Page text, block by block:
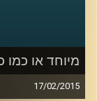
מיוחד או כמו
17/02/2015